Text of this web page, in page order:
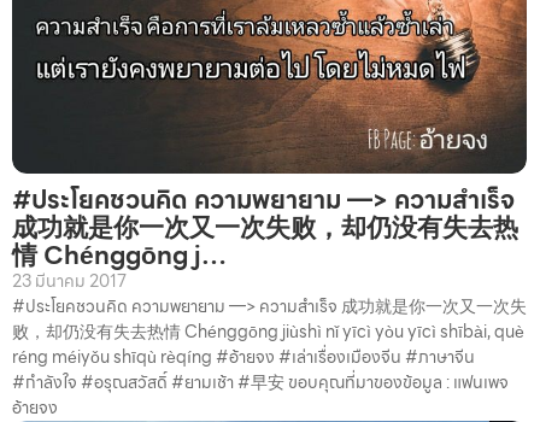
#ประโยคชวนคิด ความพยายาม —> ความสำเร็จ
成功就是你一次又一次失败，却仍没有失去热
情 Chénggōng j…
23 มีนาคม 2017
#ประโยคชวนคิด ความพยายาม —> ความสำเร็จ 成功就是你一次又一次失
败，却仍没有失去热情 Chénggōng jiùshì nǐ yīcì yòu yīcì shībài, què
réng méiyǒu shīqù rèqíng #อ้ายจง #เล่าเรื่องเมืองจีน #ภาษาจีน
#กำลังใจ #อรุณสวัสดิ์ #ยามเช้า #早安 ขอบคุณที่มาของข้อมูล : แฟนเพจ
อ้ายจง